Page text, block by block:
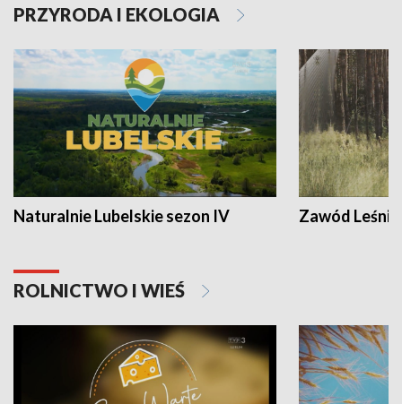
PRZYRODA I EKOLOGIA
Naturalnie Lubelskie sezon IV Zawód Leśnik
ROLNICTWO I WIEŚ